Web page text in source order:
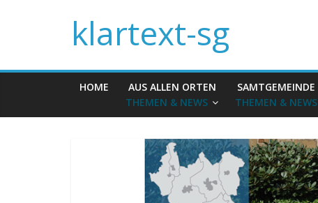
klartext-sg
HOME
AUS ALLEN ORTEN
THEMEN & NEWS
SAMTGEMEINDE
THEMEN & NEWS